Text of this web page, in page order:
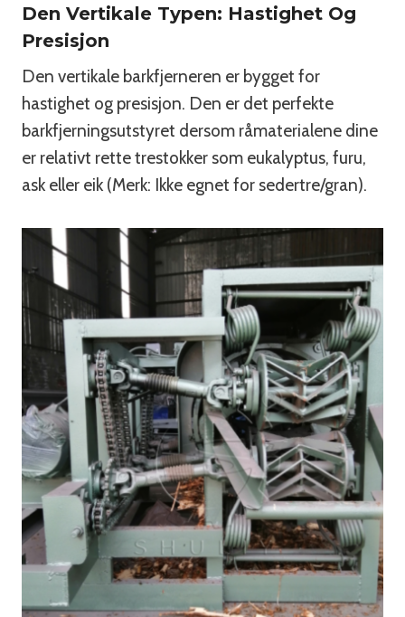
Den Vertikale Typen: Hastighet Og
Presisjon
Den vertikale barkfjerneren er bygget for
hastighet og presisjon. Den er det perfekte
barkfjerningsutstyret dersom råmaterialene dine
er relativt rette trestokker som eukalyptus, furu,
ask eller eik (Merk: Ikke egnet for sedertre/gran).